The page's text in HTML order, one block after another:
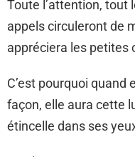
Toute l’attention, tout
appels circuleront de
appréciera les petites
C’est pourquoi quand
façon, elle aura cette
étincelle dans ses